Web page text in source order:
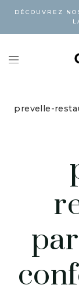
DÉCOUVREZ
prevelle-